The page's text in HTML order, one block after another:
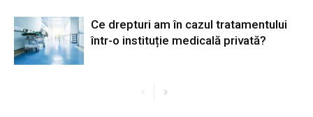
Ce drepturi am în cazul tratamentului
într-o instituție medicală privată?